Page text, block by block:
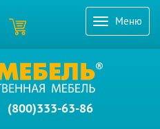
Меню
(800)333-63-86